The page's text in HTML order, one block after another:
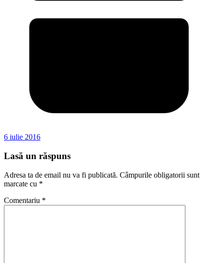
6 iulie 2016
Lasă un răspuns
Adresa ta de email nu va fi publicată. Câmpurile obligatorii sunt
marcate cu *
Comentariu *